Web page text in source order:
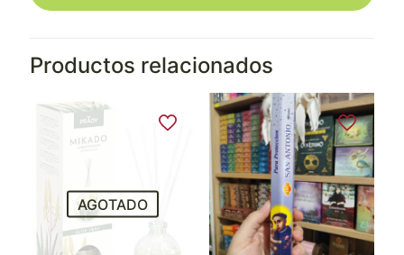
Productos relacionados
AGOTADO